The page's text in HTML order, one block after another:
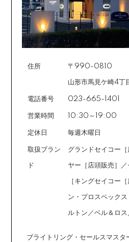
ご注文受付メールにあわせて、
ールまたはショートメールにて
事項をご入力の上、お手続きを
回数は基本的に10～60回の中
場合によっては2～6回も可能で
ご注文時に備考欄でお知らせく
住所 〒990-0810
山形市馬見ケ崎4丁
電話番号 023-665-1401
営業時間 10:30～19:00
定休日 毎週木曜日
取扱ブラン
ド
グランドセイコー
ヤー［店頭販売］
［キングセイコー
ン・プロスペック
ルトン／ベル＆ロス
ブライトリング・セールスマスタ